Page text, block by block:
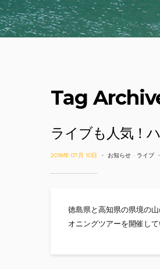
Tag
ライブも人気！
2018年 07月 10日 お知らせ - ライブ
徳島県と高知県の県境の
オニングツアーを開催し